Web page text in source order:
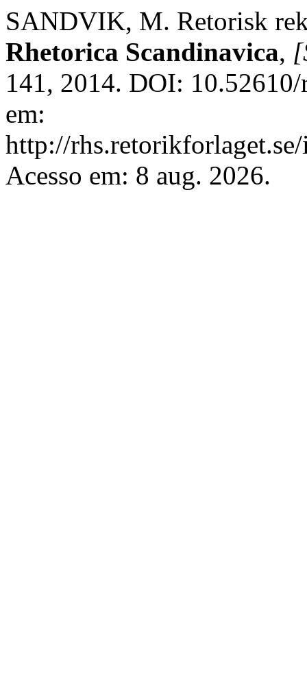
SANDVIK, M. Retorisk
Rhetorica Scandinavica,
141, 2014. DOI:
em:
http://
Acesso em: 8 aug. 2026.